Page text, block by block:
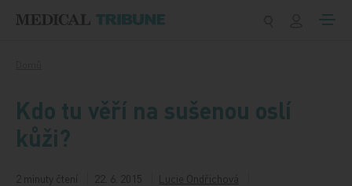
Kdo tu věří na sušenou oslí
kůži?
2 minuty čtení 22. 6. 2015
Lucie Ondřichová